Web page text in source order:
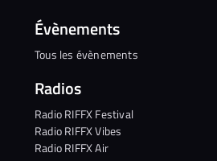
Évènements
Tous les évènements
Radios
Radio RIFFX Festival
Radio RIFFX Vibes
Radio RIFFX Air